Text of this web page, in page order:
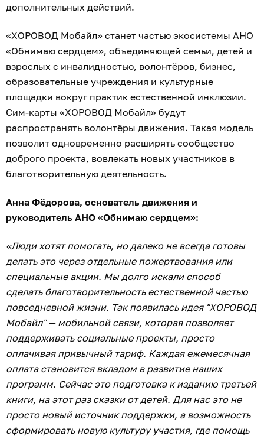
дополнительных действий.
«ХОРОВОД Мобайл» станет частью экосистемы АНО
«Обнимаю сердцем», объединяющей семьи, детей и
взрослых с инвалидностью, волонтёров, бизнес,
образовательные учреждения и культурные
площадки вокруг практик естественной инклюзии.
Сим-карты «ХОРОВОД Мобайл» будут
распространять волонтёры движения. Такая модель
позволит одновременно расширять сообщество
доброго проекта, вовлекать новых участников в
благотворительную деятельность.
Анна Фёдорова, основатель движения и
руководитель АНО «Обнимаю сердцем»:
«Люди хотят помогать, но далеко не всегда готовы
делать это через отдельные пожертвования или
специальные акции. Мы долго искали способ
сделать благотворительность естественной частью
повседневной жизни. Так появилась идея "ХОРОВОД
Мобайл" — мобильной связи, которая позволяет
поддерживать социальные проекты, просто
оплачивая привычный тариф. Каждая ежемесячная
оплата становится вкладом в развитие наших
программ. Сейчас это подготовка к изданию третьей
книги, на этот раз сказки от детей. Для нас это не
просто новый источник поддержки, а возможность
сформировать новую культуру участия, где помощь